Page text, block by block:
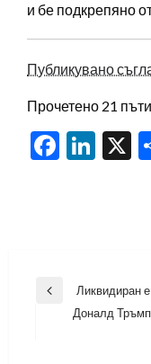
и бе подкрепяно
Публикувано
Прочетено 21
X
Навигация
Previous
Ликвидиран
Доналд